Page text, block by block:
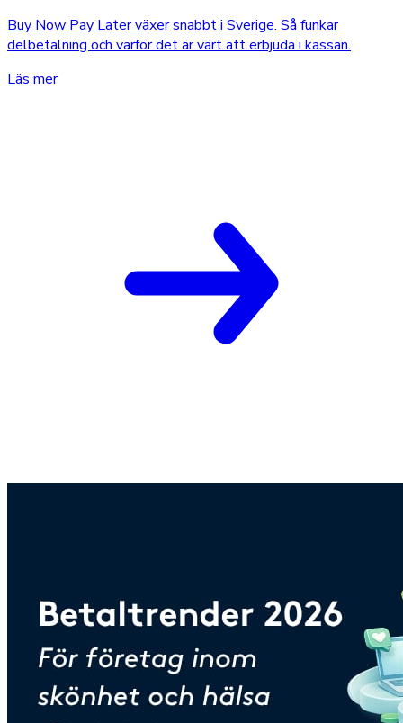
Buy Now Pay Later växer snabbt i Sverige. Så funkar
delbetalning och varför det är värt att erbjuda i kassan.
Läs mer